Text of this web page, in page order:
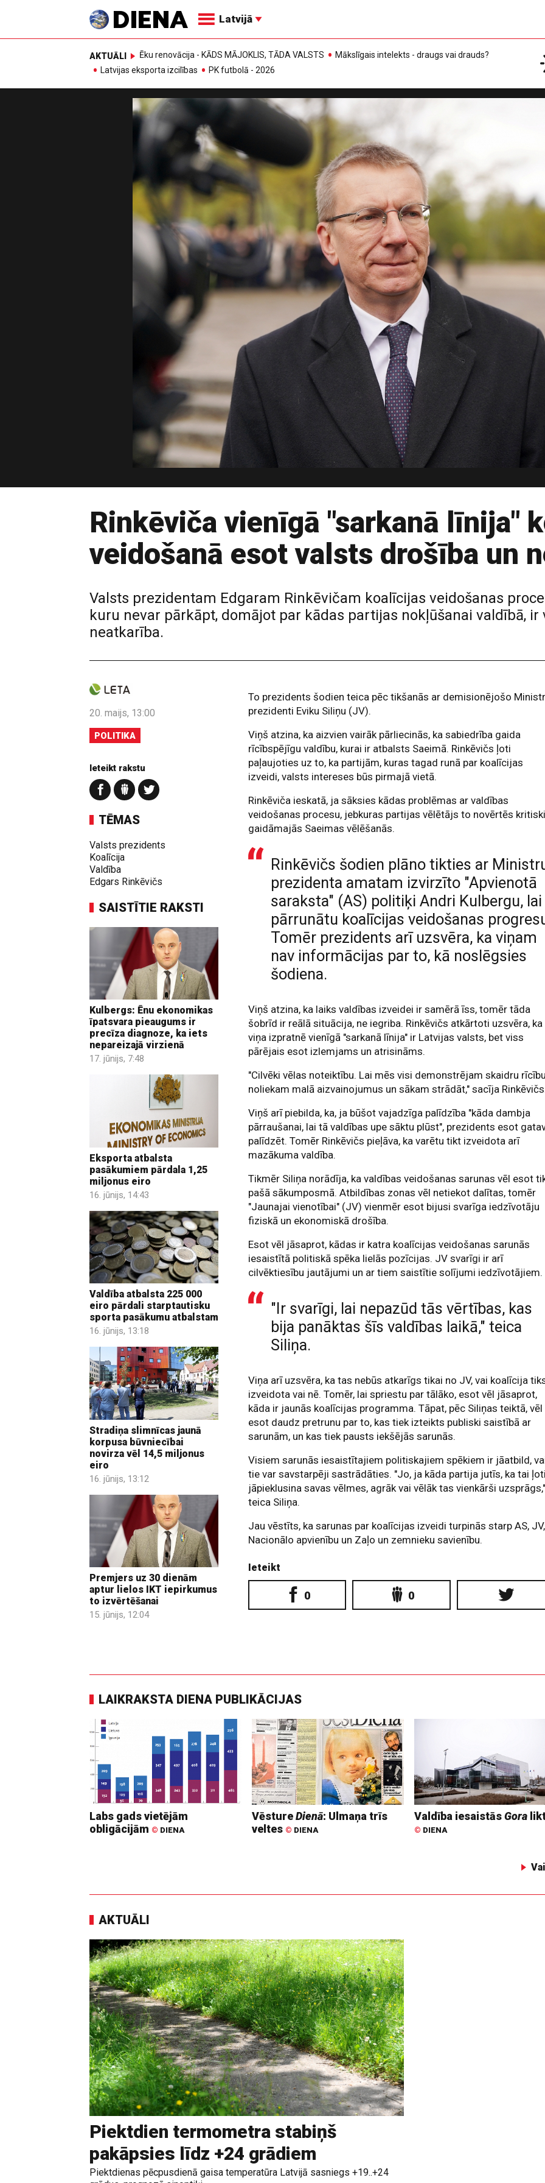
Latvijā
AKTUĀLI Ēku renovācija - KĀDS MĀJOKLIS, TĀDA VALSTS
Mākslīgais intelekts - draugs vai drauds?
Latvijas eksporta izcilības
PK futbolā - 2026
Rinkēviča vienīgā "sarkanā līnija"
veidošanā esot valsts drošība un
Valsts prezidentam Edgaram Rinkēvičam koalīcijas veidošanas
kuru nevar pārkāpt, domājot par kādas partijas nokļūšanai valdībā, ir
neatkarība.
20. maijs, 13:00
POLITIKA
Ieteikt rakstu
TĒMAS
Valsts prezidents
Koalīcija
Valdība
Edgars Rinkēvičs
SAISTĪTIE RAKSTI
Kulbergs: Ēnu ekonomikas
īpatsvara pieaugums ir
precīza diagnoze, ka iets
nepareizajā virzienā
17. jūnijs, 7:48
Eksporta atbalsta
pasākumiem pārdala 1,25
miljonus eiro
16. jūnijs, 14:43
Valdība atbalsta 225 000
eiro pārdali starptautisku
sporta pasākumu atbalstam
16. jūnijs, 13:18
Stradiņa slimnīcas jaunā
korpusa būvniecībai
novirza vēl 14,5 miljonus
eiro
16. jūnijs, 13:12
Premjers uz 30 dienām
aptur lielos IKT iepirkumus
to izvērtēšanai
15. jūnijs, 12:04
To prezidents šodien teica pēc tikšanās ar demisionējošo
prezidenti Eviku Siliņu (JV).
Viņš atzina, ka aizvien vairāk pārliecinās, ka sabiedrība gaida
rīcībspējīgu valdību, kurai ir atbalsts Saeimā. Rinkēvičs ļoti
paļaujoties uz to, ka partijām, kuras tagad runā par koalīcijas
izveidi, valsts intereses būs pirmajā vietā.
Rinkēviča ieskatā, ja sāksies kādas problēmas ar valdības
veidošanas procesu, jebkuras partijas vēlētājs to novērtēs kritiski
gaidāmajās Saeimas vēlēšanās.
Rinkēvičs šodien plāno tikties ar
prezidenta amatam izvirzīto "Apvienotā
saraksta" (AS) politiķi Andri Kulbergu, lai
pārrunātu koalīcijas veidošanas
Tomēr prezidents arī uzsvēra, ka viņam
nav informācijas par to, kā noslēgsies
šodiena.
Viņš atzina, ka laiks valdības izveidei ir samērā īss, tomēr tāda
šobrīd ir reālā situācija, ne iegriba. Rinkēvičs atkārtoti uzsvēra, ka
viņa izpratnē vienīgā "sarkanā līnija" ir Latvijas valsts, bet viss
pārējais esot izlemjams un atrisināms.
"Cilvēki vēlas noteiktību. Lai mēs visi demonstrējam skaidru
noliekam malā aizvainojumus un sākam strādāt," sacīja
Viņš arī piebilda, ka, ja būšot vajadzīga palīdzība "kāda dambja
pārraušanai, lai tā valdības upe sāktu plūst", prezidents esot
palīdzēt. Tomēr Rinkēvičs pieļāva, ka varētu tikt izveidota arī
mazākuma valdība.
Tikmēr Siliņa norādīja, ka valdības veidošanas sarunas vēl esot
pašā sākumposmā. Atbildības zonas vēl netiekot dalītas, tomēr
"Jaunajai vienotībai" (JV) vienmēr esot bijusi svarīga iedzīvotāju
fiziskā un ekonomiskā drošība.
Esot vēl jāsaprot, kādas ir katra koalīcijas veidošanas sarunās
iesaistītā politiskā spēka lielās pozīcijas. JV svarīgi ir arī
cilvēktiesību jautājumi un ar tiem saistītie solījumi iedzīvotājiem.
"Ir svarīgi, lai nepazūd tās vērtības, kas
bija panāktas šīs valdības laikā," teica
Siliņa.
Viņa arī uzsvēra, ka tas nebūs atkarīgs tikai no JV, vai koalīcija
izveidota vai nē. Tomēr, lai spriestu par tālāko, esot vēl jāsaprot,
kāda ir jaunās koalīcijas programma. Tāpat, pēc Siliņas teiktā, vēl
esot daudz pretrunu par to, kas tiek izteikts publiski saistībā ar
sarunām, un kas tiek pausts iekšējās sarunās.
Visiem sarunās iesaistītajiem politiskajiem spēkiem ir jāatbild,
tie var savstarpēji sastrādāties. "Jo, ja kāda partija jutīs, ka tai ļoti
jāpieklusina savas vēlmes, agrāk vai vēlāk tas vienkārši uzsprāgs,"
teica Siliņa.
Jau vēstīts, ka sarunas par koalīcijas izveidi turpinās starp AS, JV,
Nacionālo apvienību un Zaļo un zemnieku savienību.
Ieteikt
0 0
LAIKRAKSTA DIENA PUBLIKĀCIJAS
Labs gads vietējām
obligācijām © DIENA
VēstureDienā: Ulmaņa trīs
veltes © DIENA
Valdība iesaistāsGora
© DIENA
AKTUĀLI
Piektdien termometra stabiņš
pakāpsies līdz +24 grādiem
Piektdienas pēcpusdienā gaisa temperatūra Latvijā sasniegs +19..+24